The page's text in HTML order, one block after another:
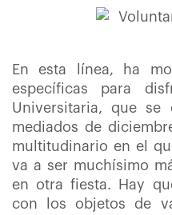
En esta línea, ha
específicas para
Universitaria, que se
mediados de
multitudinario en el
va a ser muchísimo
en otra fiesta. Hay
con los objetos de